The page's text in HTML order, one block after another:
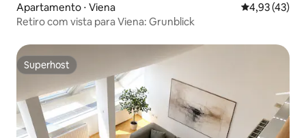
Apartamento ⋅ Viena 4,93 de uma
4,93 (43)
Retiro com vista para Viena: Grunblick
Superhost
Superhost